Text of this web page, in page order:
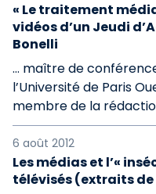
« Le traitement
vidéos d’un Jeudi
Bonelli
… maître de
l’Université de Paris
membre de la
6 août 2012
Les médias et l’«
télévisés (extraits de